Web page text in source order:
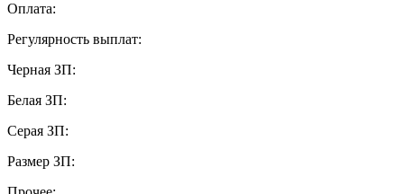
Оплата:
Регулярность выплат:
Черная ЗП:
Белая ЗП:
Серая ЗП:
Размер ЗП: